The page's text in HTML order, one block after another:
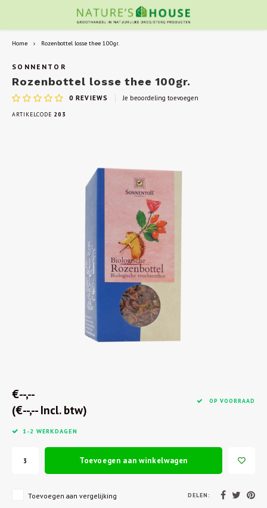
Home Rozenbottel losse thee 100gr.
SONNENTOR
Rozenbottel losse thee 100gr.
0 REVIEWS Je beoordeling toevoegen
ARTIKELCODE 203
€--,--
(€--,-- Incl. btw)
OP VOORRAAD
1-2 WERKDAGEN
Toevoegen aan winkelwagen
Toevoegen aan vergelijking DELEN: